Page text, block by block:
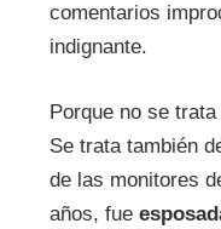
comentarios
indignante.
Porque no se
Se trata también
de las monitores
años, fue